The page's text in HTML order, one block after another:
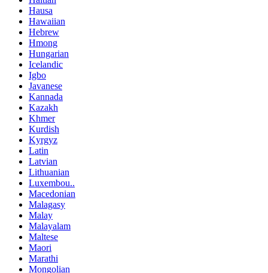
Hausa
Hawaiian
Hebrew
Hmong
Hungarian
Icelandic
Igbo
Javanese
Kannada
Kazakh
Khmer
Kurdish
Kyrgyz
Latin
Latvian
Lithuanian
Luxembou..
Macedonian
Malagasy
Malay
Malayalam
Maltese
Maori
Marathi
Mongolian